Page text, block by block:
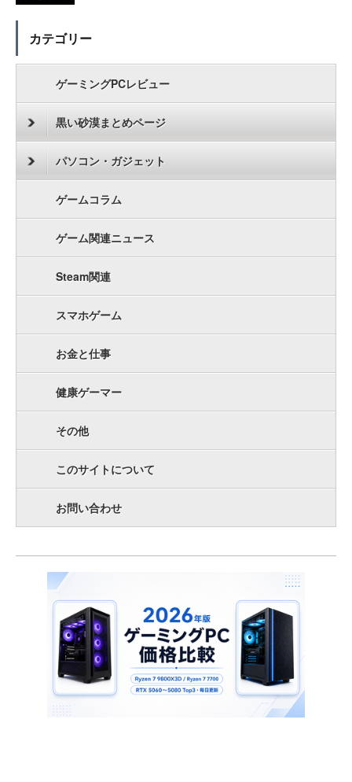
カテゴリー
ゲーミングPCレビュー
黒い砂漠まとめページ
パソコン・ガジェット
ゲームコラム
ゲーム関連ニュース
Steam関連
スマホゲーム
お金と仕事
健康ゲーマー
その他
このサイトについて
お問い合わせ